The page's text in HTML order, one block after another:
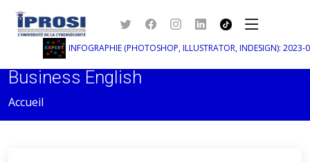
INFOGRAPHIE (PHOTOSHOP, ILLUSTRATOR, INDESIGN): 2023-
Business English
Accueil